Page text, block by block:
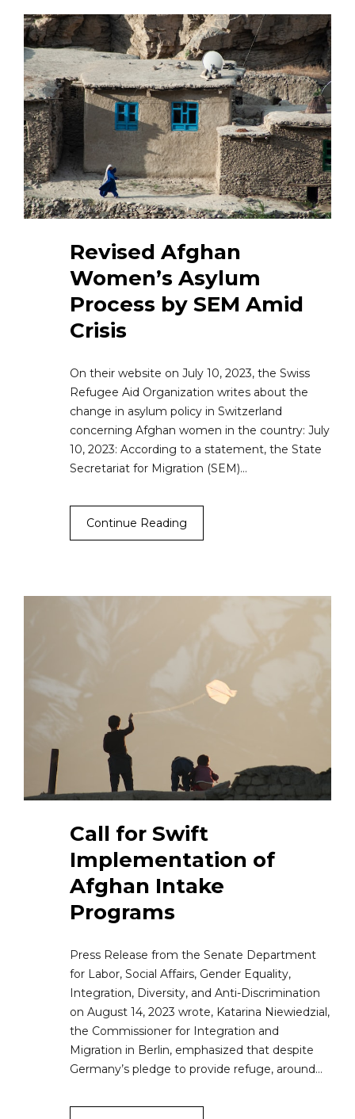
Revised Afghan
Women’s Asylum
Process by SEM Amid
Crisis
On their website on July 10, 2023, the Swiss
Refugee Aid Organization writes about the
change in asylum policy in Switzerland
concerning Afghan women in the country: July
10, 2023: According to a statement, the State
Secretariat for Migration (SEM)…
Continue Reading
Call for Swift
Implementation of
Afghan Intake
Programs
Press Release from the Senate Department
for Labor, Social Affairs, Gender Equality,
Integration, Diversity, and Anti-Discrimination
on August 14, 2023 wrote, Katarina Niewiedzial,
the Commissioner for Integration and
Migration in Berlin, emphasized that despite
Germany’s pledge to provide refuge, around…